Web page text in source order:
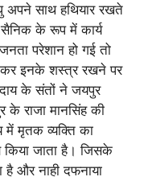
अपने साथ हथियार रखते
सैनिक के रूप में कार्य
परेशान हो गई तो
इनके शस्त्र रखने पर
के संतों ने जयपुर
के राजा मानसिंह की
में मृतक व्यक्ति का
किया जाता है। जिसके
है और नाही दफनाया